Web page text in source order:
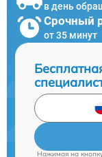
в день
Срочный
от 35 минут
Нажимая на